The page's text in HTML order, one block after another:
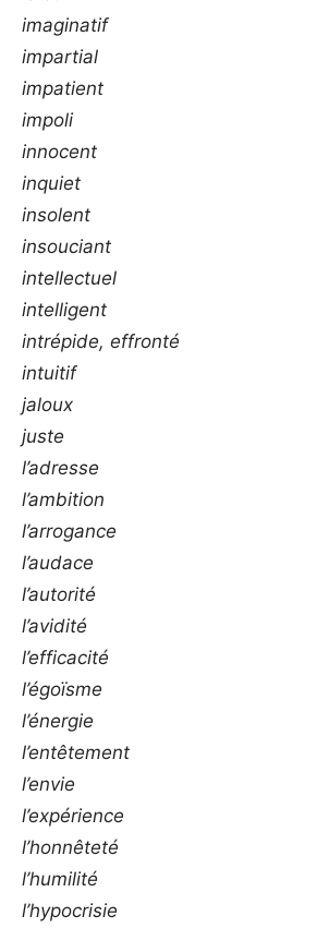
imaginatif
impartial
impatient
impoli
innocent
inquiet
insolent
insouciant
intellectuel
intelligent
intrépide, effronté
intuitif
jaloux
juste
l’adresse
l’ambition
l’arrogance
l’audace
l’autorité
l’avidité
l’efficacité
l’égoïsme
l’énergie
l’entêtement
l’envie
l’expérience
l’honnêteté
l’humilité
l’hypocrisie